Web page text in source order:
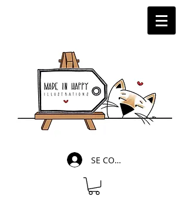
SE CONNECTER